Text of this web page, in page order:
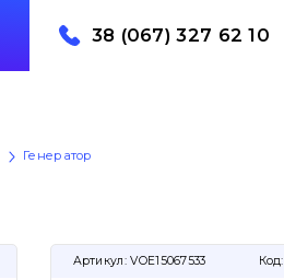
38 (067) 327 62 10
Генератор
Артикул: VOE15067533 Код: